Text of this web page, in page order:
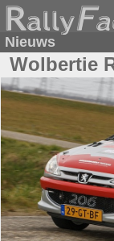
Nieuws
Wolbertie